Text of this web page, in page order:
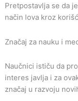
Pretpostavlja se da
način lova kroz
Značaj za nauku i
Naučnici ističu da
interes javlja i za
značaj u razvoju